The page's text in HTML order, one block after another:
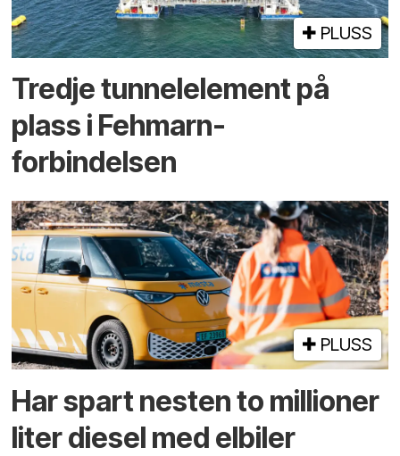
PLUSS
Tredje tunnel­element på
plass i Fehmarn-
forbindelsen
PLUSS
Har spart nesten to millioner
liter diesel med elbiler